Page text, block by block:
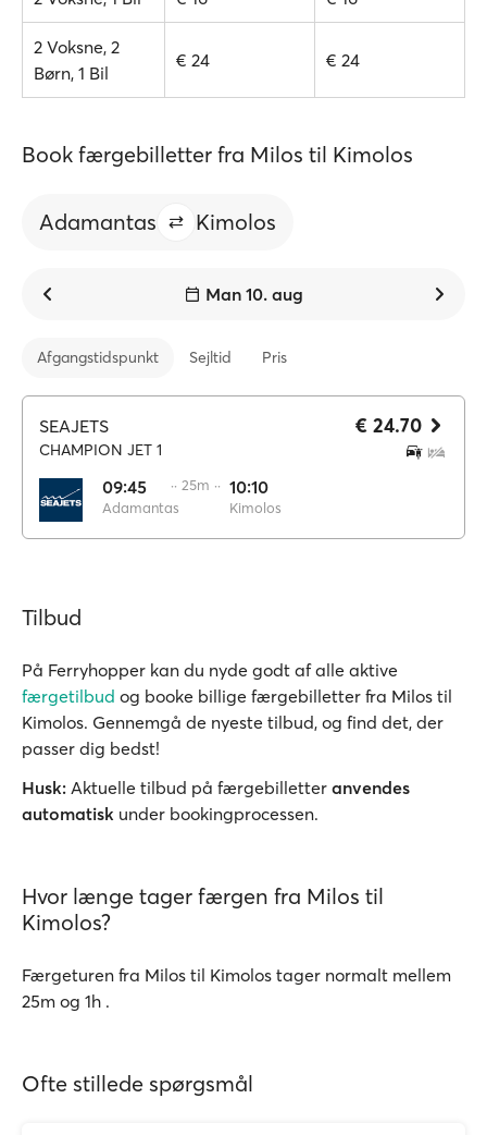
2 Voksne, 2
Børn, 1 Bil
€ 24 € 24
Book færgebilletter fra Milos til Kimolos
Adamantas Kimolos
Man 10. aug
Afgangstidspunkt Sejltid Pris
SEAJETS
CHAMPION JET 1
09:45
Adamantas
·· 25m ·· 10:10
Kimolos
€ 24.70
Tilbud
På Ferryhopper kan du nyde godt af alle aktive
færgetilbud og booke billige færgebilletter fra Milos til
Kimolos. Gennemgå de nyeste tilbud, og find det, der
passer dig bedst!
Husk: Aktuelle tilbud på færgebilletter anvendes
automatisk under bookingprocessen.
Hvor længe tager færgen fra Milos til
Kimolos?
Færgeturen fra Milos til Kimolos tager normalt mellem
25m og 1h .
Ofte stillede spørgsmål